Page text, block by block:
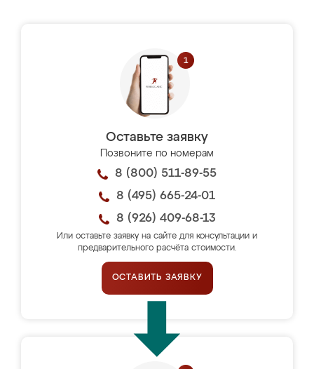
Оставьте заявку
Позвоните по номерам
8 (800) 511-89-55
8 (495) 665-24-01
8 (926) 409-68-13
Или оставьте заявку на сайте для консультации и
предварительного расчёта стоимости.
ОСТАВИТЬ ЗАЯВКУ